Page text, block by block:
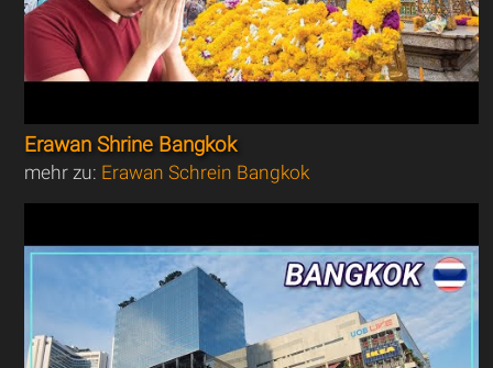
Erawan Shrine Bangkok
mehr zu: Erawan Schrein Bangkok